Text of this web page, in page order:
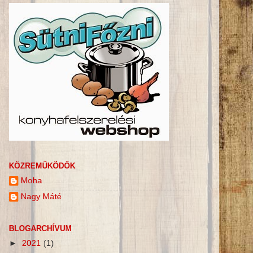
KÖZREMŰKÖDŐK
Moha
Nagy Máté
BLOGARCHÍVUM
► 2021 (1)